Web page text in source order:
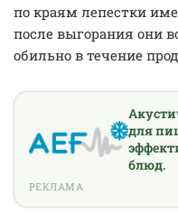
по краям лепестки
после выгорания они
обильно в течение
для
блюд.
РЕКЛАМА